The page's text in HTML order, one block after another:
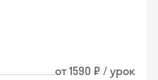
от 1590 ₽ / урок